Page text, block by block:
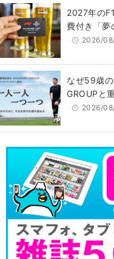
2027年の
費付き「
2026/
なぜ59歳
GROUPと
2026/